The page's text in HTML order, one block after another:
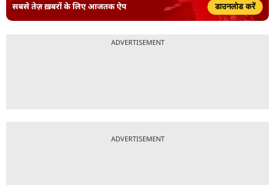
सबसे तेज़ ख़बरों के लिए आजतक ऐप डाउनलोड करें
ADVERTISEMENT
ADVERTISEMENT